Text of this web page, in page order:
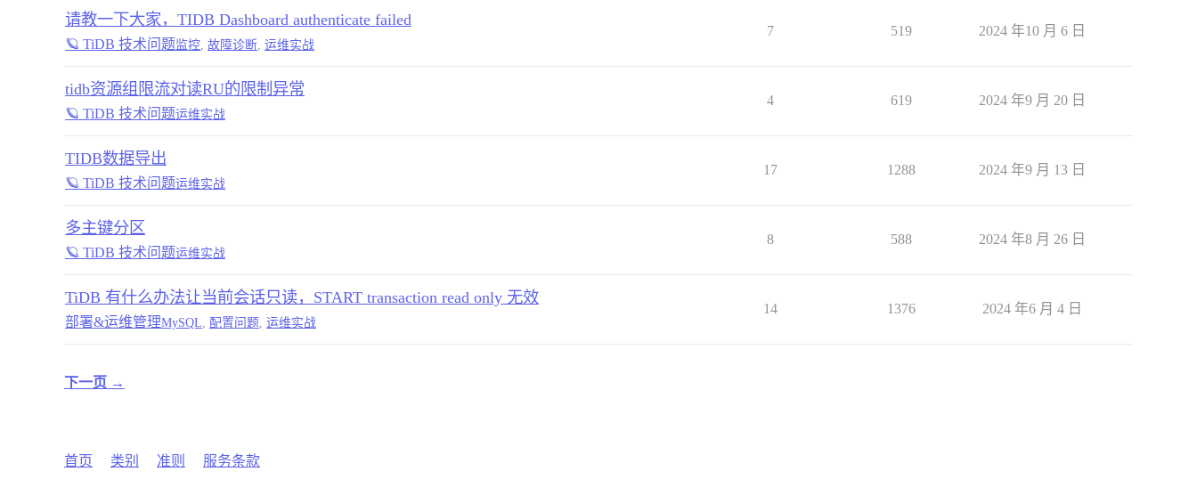
请教一下大家，TIDB Dashboard authenticate failed
🪐 TiDB 技术问题监控 故障诊断 运维实战
7 519 2024 年10 月 6 日
tidb资源组限流对读RU的限制异常
🪐 TiDB 技术问题运维实战
4 619 2024 年9 月 20 日
TIDB数据导出
🪐 TiDB 技术问题运维实战
17 1288 2024 年9 月 13 日
多主键分区
🪐 TiDB 技术问题运维实战
8 588 2024 年8 月 26 日
TiDB 有什么办法让当前会话只读，START transaction read only 无效
部署&运维管理MySQL 配置问题 运维实战
14 1376 2024 年6 月 4 日
下一页 →
首页 类别 准则 服务条款